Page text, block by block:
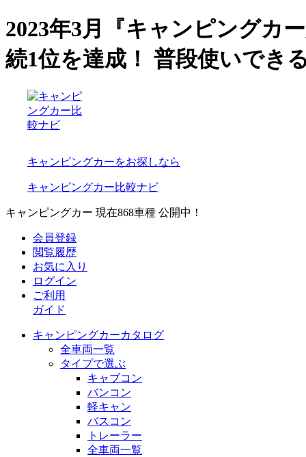
2023年3月『キャンピングカ
続1位を達成！ 普段使いでき
キャンピングカーをお探しなら
キャンピングカー比較ナビ
キャンピングカー 現在868車種 公開中！
会員登録
閲覧履歴
お気に入り
ログイン
ご利用
ガイド
キャンピングカーカタログ
全車両一覧
タイプで選ぶ
キャブコン
バンコン
軽キャン
バスコン
トレーラー
全車両一覧